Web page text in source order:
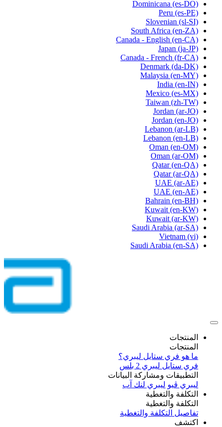
Dominicana (es-DO)
Peru (es-PE)
Slovenian (sl-SI)
South Africa (en-ZA)
Canada - English (en-CA)
Japan (ja-JP)
Canada - French (fr-CA)
Denmark (da-DK)
Malaysia (en-MY)
India (en-IN)
Mexico (es-MX)
Taiwan (zh-TW)
Jordan (ar-JO)
Jordan (en-JO)
Lebanon (ar-LB)
Lebanon (en-LB)
Oman (en-OM)
Oman (ar-OM)
Qatar (en-QA)
Qatar (ar-QA)
UAE (ar-AE)
UAE (en-AE)
Bahrain (en-BH)
Kuwait (en-KW)
Kuwait (ar-KW)
Saudi Arabia (ar-SA)
Vietnam (vi)
Saudi Arabia (en-SA)
المنتجات
المنتجات
ما هو فري ستايل ليبري؟
فري ستايل ليبري 2 بلس​
التطبيقات ومشاركة البيانات
ليبري ڤيو ليبري لنك آب
التكلفة والتغطية
التكلفة والتغطية
تفاصيل التكلفة والتغطية
اكتشف​